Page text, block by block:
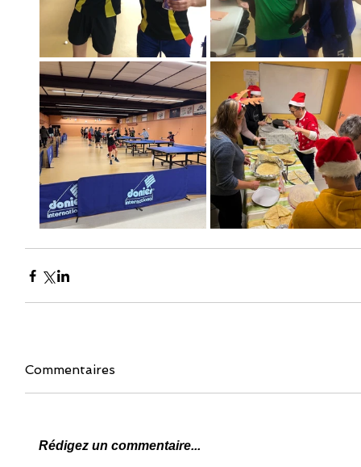
Commentaires
Rédigez un commentaire...